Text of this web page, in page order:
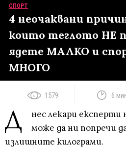
СПОРТ
4 неочаквани
които теглото НЕ
ядете МАЛКО и
МНОГО
1579 6
Д
нес лекари експерти
може да ни попречи
излишните килограми.